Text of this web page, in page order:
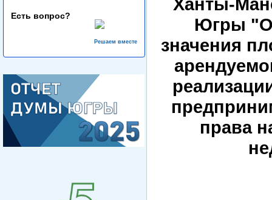
Есть вопрос?
Решаем вместе
Югры
значения
права